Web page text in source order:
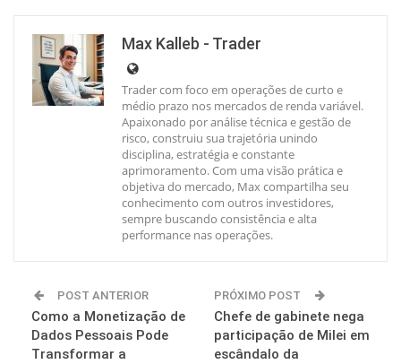
Max Kalleb - Trader
Trader com foco em operações de curto e
médio prazo nos mercados de renda variável.
Apaixonado por análise técnica e gestão de
risco, construiu sua trajetória unindo
disciplina, estratégia e constante
aprimoramento. Com uma visão prática e
objetiva do mercado, Max compartilha seu
conhecimento com outros investidores,
sempre buscando consistência e alta
performance nas operações.
POST ANTERIOR
Como a Monetização de
Dados Pessoais Pode
Transformar a
PRÓXIMO POST
Chefe de gabinete nega
participação de Milei em
escândalo da